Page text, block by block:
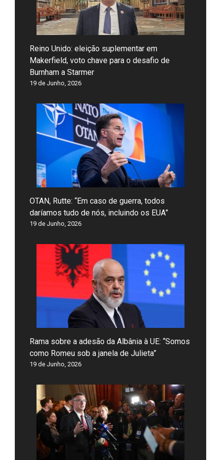
Reino Unido: eleição suplementar em
Makerfield, voto chave para o desafio de
Burnham a Starmer
19 de Junho, 2026
OTAN, Rutte: “Em caso de guerra, todos
daríamos tudo de nós, incluindo os EUA”
19 de Junho, 2026
Rama sobre a adesão da Albânia à UE: “Somos
como Romeu sob a janela de Julieta”
19 de Junho, 2026